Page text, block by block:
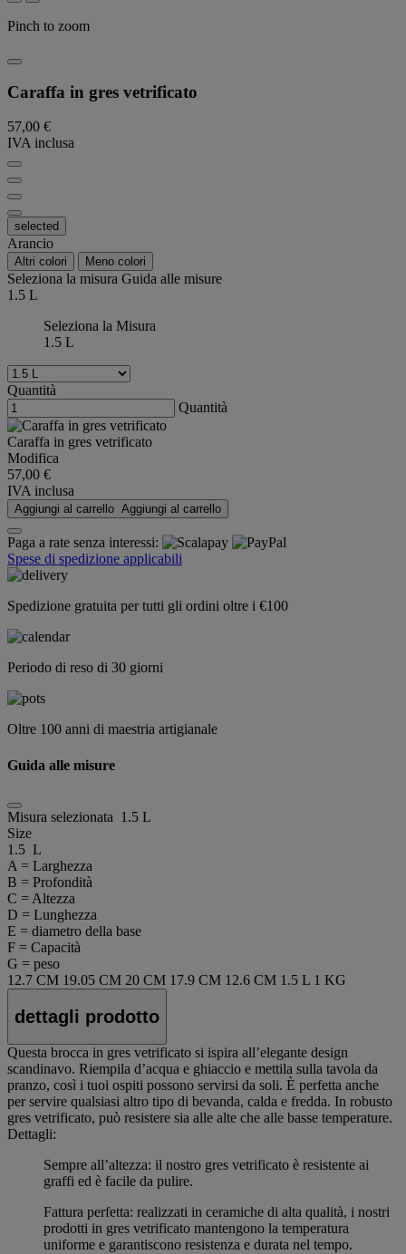
Pinch to zoom
Caraffa in gres vetrificato
57,00 €
IVA inclusa
selected
Arancio
Altri colori Meno colori
Seleziona la misura Guida alle misure
1.5 L
Seleziona la Misura
1.5 L
Quantità
Quantità
Caraffa in gres vetrificato
Modifica
57,00 €
IVA inclusa
Aggiungi al carrello Aggiungi al carrello
Paga a rate senza interessi:
Spese di spedizione applicabili
Spedizione gratuita per tutti gli ordini oltre i €100
Periodo di reso di 30 giorni
Oltre 100 anni di maestria artigianale
Guida alle misure
Misura selezionata 1.5 L
Size
1.5 L
A = Larghezza
B = Profondità
C = Altezza
D = Lunghezza
E = diametro della base
F = Capacità
G = peso
12.7 CM 19.05 CM 20 CM 17.9 CM 12.6 CM 1.5 L 1 KG
dettagli prodotto
Questa brocca in gres vetrificato si ispira all’elegante design
scandinavo. Riempila d’acqua e ghiaccio e mettila sulla tavola da
pranzo, così i tuoi ospiti possono servirsi da soli. È perfetta anche
per servire qualsiasi altro tipo di bevanda, calda e fredda. In robusto
gres vetrificato, può resistere sia alle alte che alle basse temperature.
Dettagli:
Sempre all’altezza: il nostro gres vetrificato è resistente ai
graffi ed è facile da pulire.
Fattura perfetta: realizzati in ceramiche di alta qualità, i nostri
prodotti in gres vetrificato mantengono la temperatura
uniforme e garantiscono resistenza e durata nel tempo.